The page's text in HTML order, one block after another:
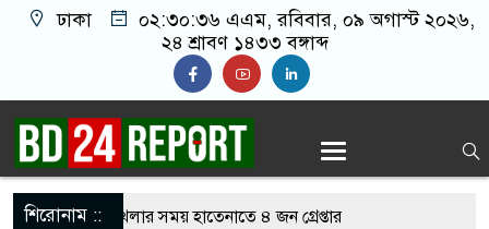
ঢাকা ০২:৩০:৩৭ এএম, রবিবার, ০৯ অগাস্ট ২০২৬,
২৪ শ্রাবণ ১৪৩৩ বঙ্গাব্দ
শিরোনাম ::
জুয়া খেলার সময় হাতেনাতে ৪ জন গ্রেপ্তার